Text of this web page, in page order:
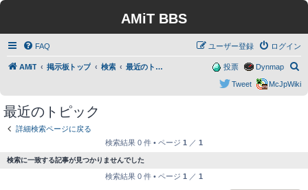
AMiT BBS
FAQ ログイン
ユーザー登録
AMiT 掲示板トップ 検索 最近のトピック
索
Dynmap
投票
McJpWiki
Tweet
最近のトピック
詳細検索ページに戻る
検索結果 0 件 • ページ 1 ／ 1
検索に一致する記事が見つかりませんでした
検索結果 0 件 • ページ 1 ／ 1